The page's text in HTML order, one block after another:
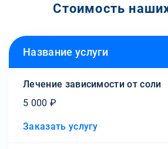
Стоимость
Название услуги
Лечение зависимости от соли
5 000 ₽
Заказать услугу